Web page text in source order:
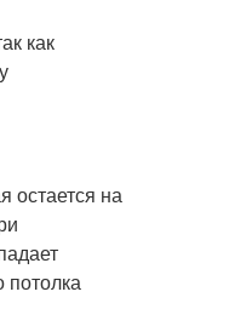
как
остается на